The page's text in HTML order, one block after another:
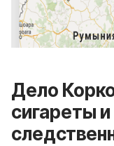
Дело
сигареты